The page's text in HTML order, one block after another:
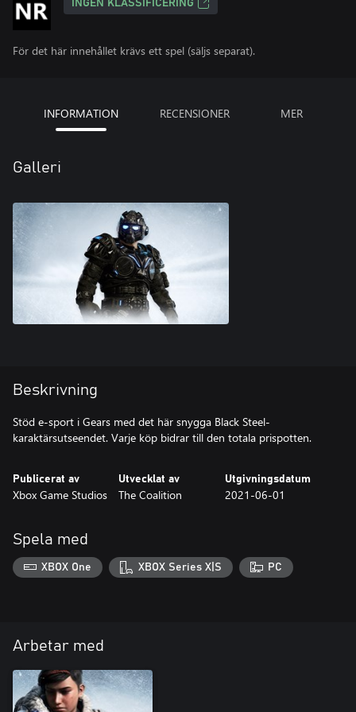
INGEN KLASSIFICERING
För det här innehållet krävs ett spel (säljs separat).
INFORMATION RECENSIONER MER
Galleri
Beskrivning
Stöd e-sport i Gears med det här snygga Black Steel-
karaktärsutseendet. Varje köp bidrar till den totala prispotten.
Publicerat av
Xbox Game Studios
Utvecklat av
The Coalition
Utgivningsdatum
2021-06-01
Spela med
XBOX One XBOX Series X|S PC
Arbetar med